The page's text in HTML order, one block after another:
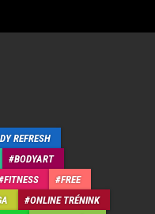
REFRESH
BODYART
FITNESS
FREE
ONLINE TRÉNINK